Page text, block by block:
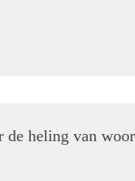
de heling van